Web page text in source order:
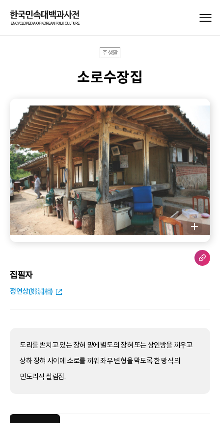
주생활
소로수장집
집필자
정연상(鄭淵相)
도리를 받치고 있는 장혀 밑에 별도의 장혀 또는 상인방을 끼우고
상하 장혀 사이에 소로를 끼워 좌우 변형을 막도록 한 방식의
민도리식 살림집.